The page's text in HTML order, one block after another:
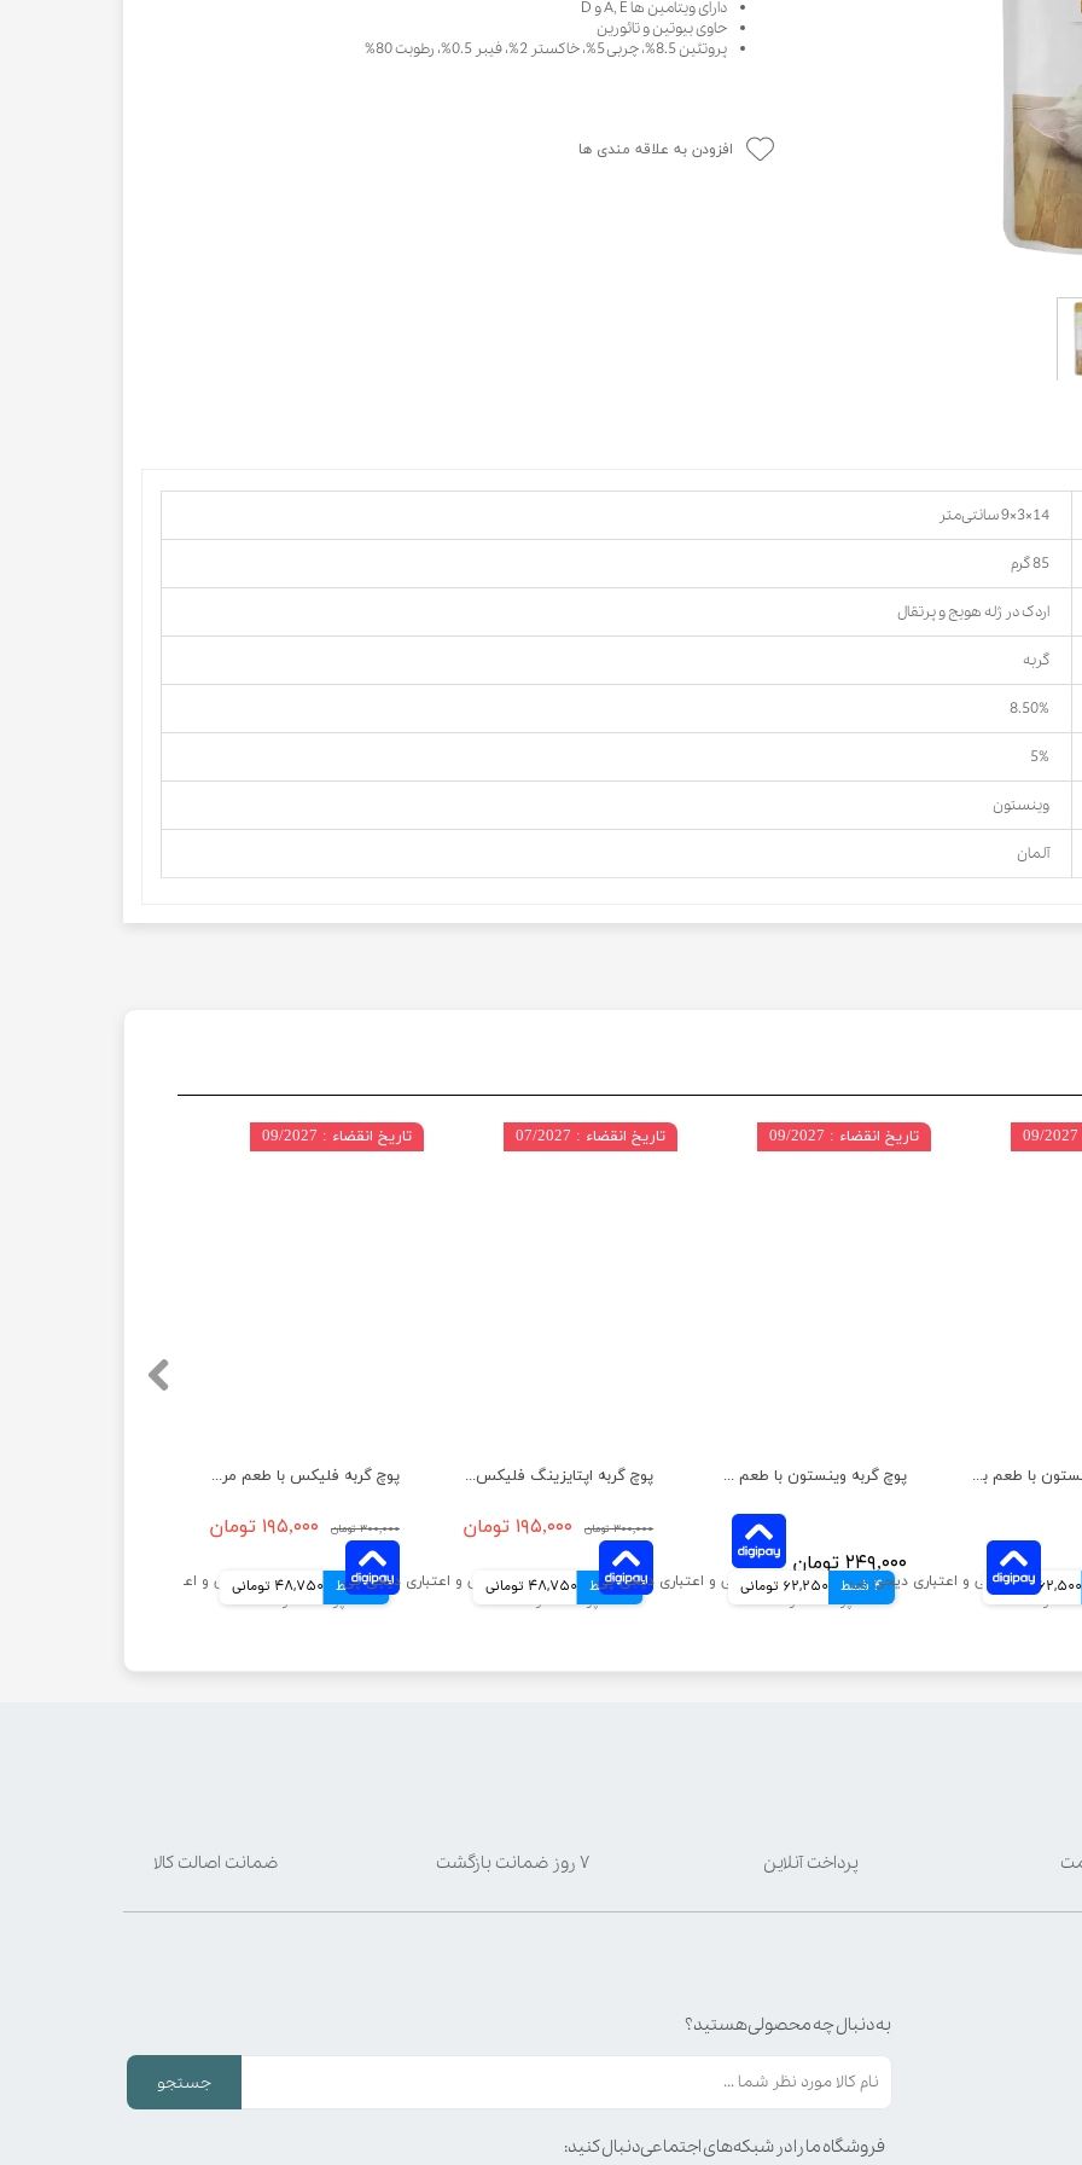
گربه
بچه گربه
گربه
سگ
دارای ویتامین ها A, E و D
حاوی بیوتین و تائورین
پروتئین 8.5%، چربی 5%، خاکستر 2%، فیبر 0.5%، رطوبت 80%
افزودن به علاقه مندی ها
14×3×9 سانتی‌متر
85 گرم
اردک در ژله هویج و پرتقال
گربه
8.50%
5%
وینستون
آلمان
پوچ گربه فلیکس با طعم مرغ و گوجه فرنگی در ژله وزن 75 گرم
۳۰۰,۰۰۰ تومان ۱۹۵,۰۰۰ تومان
4 قسط 48,750 تومانی
تاریخ انقضاء : 09/2027
پوچ گربه اپتایزینگ فلیکس با طعم ماهی سالمون در ژله وزن 85 گرم
۳۰۰,۰۰۰ تومان ۱۹۵,۰۰۰ تومان
4 قسط 48,750 تومانی
تاریخ انقضاء : 07/2027
پوچ گربه وینستون با طعم مرغ در سس سبزیجات وزن 100 گرم
۲۴۹,۰۰۰ تومان
4 قسط 62,250 تومانی
تاریخ انقضاء : 09/2027
پوچ گربه وینستون با طعم بوقلمون و جگر در سس وزن 100 گرم
62,500 تومانی
پرداخت آنلاین ۷ روز ضمانت بازگشت ضمانت اصالت کالا
به دنبال چه محصولی هستید؟
جستجو
فروشگاه ما را در شبکه‌های اجتماعی دنبال کنید: